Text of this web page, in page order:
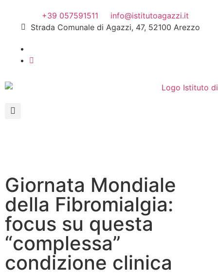
+39 057591511
info@istitutoagazzi.it
Strada Comunale di Agazzi, 47, 52100 Arezzo
Giornata Mondiale
della Fibromialgia:
focus su questa
“complessa”
condizione clinica